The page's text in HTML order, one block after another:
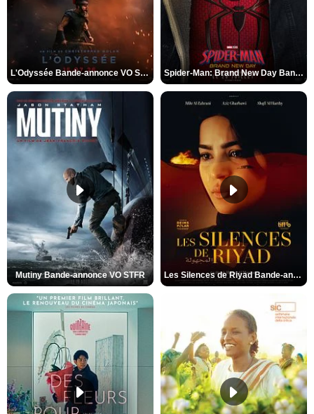
L'Odyssée Bande-annonce VO STFR Spider-Man: Brand New Day Bande-annonce VO STFR
Mutiny Bande-annonce VO STFR Les Silences de Riyad Bande-annonce VO STFR